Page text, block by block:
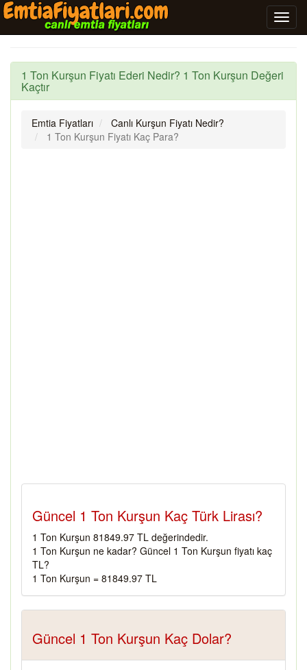
1 Ton Kurşun Fiyatı Ederi Nedir? 1 Ton Kurşun Değeri
Kaçtır
Emtia Fiyatları
Canlı Kurşun Fiyatı Nedir?
1 Ton Kurşun Fiyatı Kaç Para?
Güncel 1 Ton Kurşun Kaç Türk Lirası?
1 Ton Kurşun 81849.97 TL değerindedir.
1 Ton Kurşun ne kadar? Güncel 1 Ton Kurşun fiyatı kaç
TL?
1 Ton Kurşun = 81849.97 TL
Güncel 1 Ton Kurşun Kaç Dolar?